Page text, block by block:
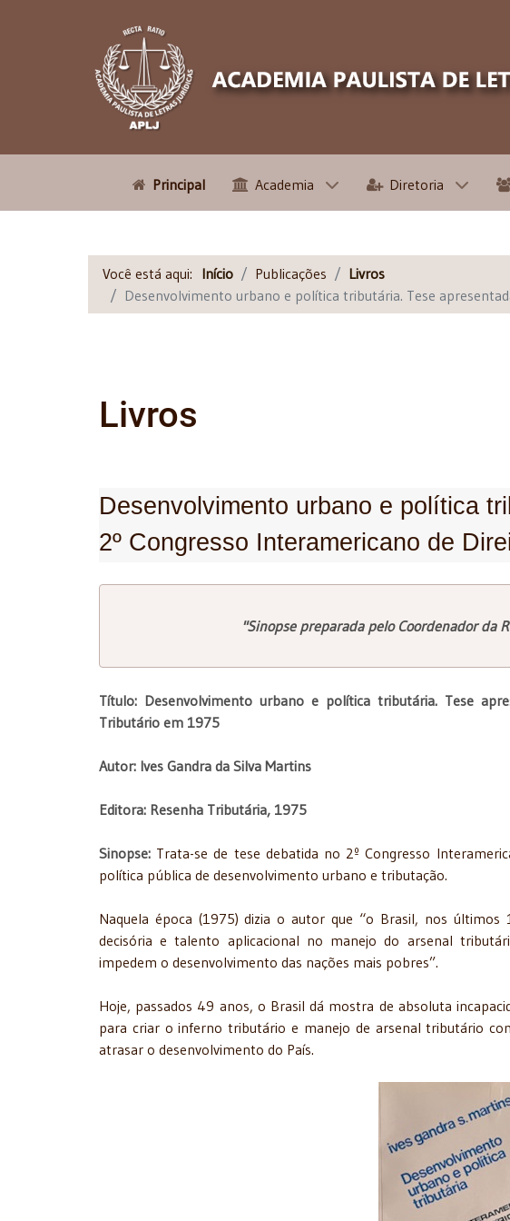
Principal Academia Diretoria
Você está aqui: Início Publicações
Livros
Desenvolvimento urbano e política tributária. Tese
Livros
Desenvolvimento urbano e política
2º Congresso Interamericano de
"Sinopse preparada pelo Coordenador da
Título: Desenvolvimento urbano e política tributária. Tese
Tributário em 1975
Autor: Ives Gandra da Silva Martins
Editora: Resenha Tributária, 1975
Sinopse: Trata-se de tese debatida no 2º Congresso
política pública de desenvolvimento urbano e tributação.
Naquela época (1975) dizia o autor que “o Brasil, nos últimos
decisória e talento aplicacional no manejo do arsenal
impedem o desenvolvimento das nações mais pobres”.
Hoje, passados 49 anos, o Brasil dá mostra de absoluta
para criar o inferno tributário e manejo de arsenal tributário
atrasar o desenvolvimento do País.